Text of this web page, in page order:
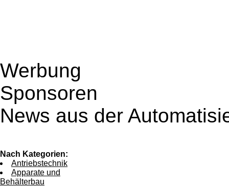
Werbung
Sponsoren
News aus der
Nach Kategorien:
Antriebstechnik
Apparate und
Behälterbau